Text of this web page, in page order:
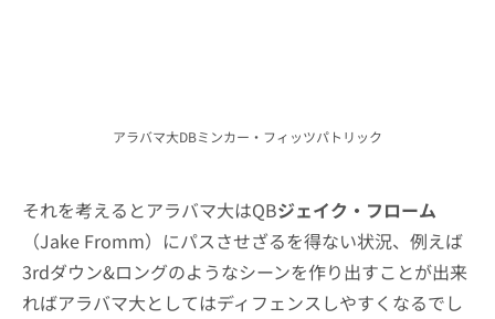
アラバマ大DBミンカー・フィッツパトリック
それを考えるとアラバマ大はQBジェイク・フローム
（Jake Fromm）にパスさせざるを得ない状況、例えば
3rdダウン&ロングのようなシーンを作り出すことが出来
ればアラバマ大としてはディフェンスしやすくなるでし